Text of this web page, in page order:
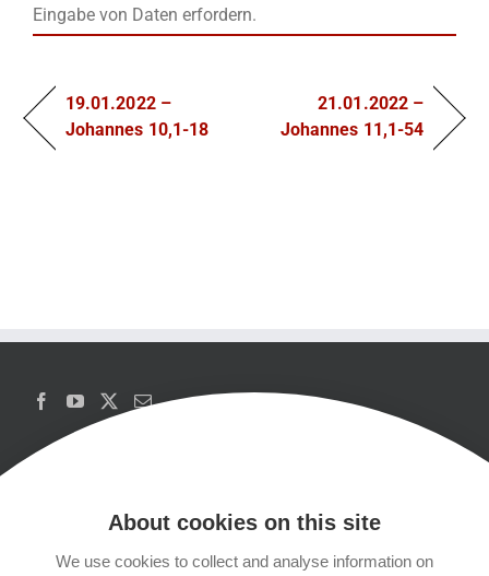
Eingabe von Daten erfordern.
19.01.2022 –
Johannes 10,1-18
21.01.2022 –
Johannes 11,1-54
About cookies on this site
We use cookies to collect and analyse information on